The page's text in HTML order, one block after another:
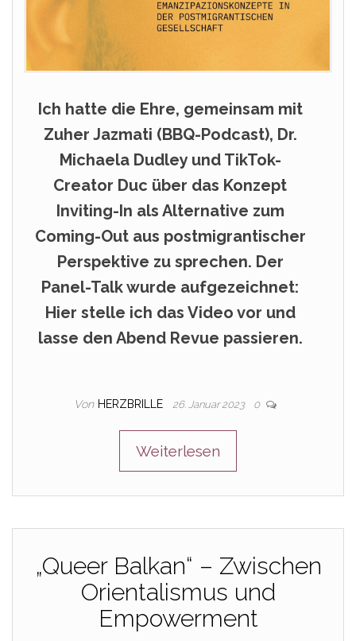
Ich hatte die Ehre, gemeinsam mit
Zuher Jazmati (BBQ-Podcast), Dr.
Michaela Dudley und TikTok-
Creator Duc über das Konzept
Inviting-In als Alternative zum
Coming-Out aus postmigrantischer
Perspektive zu sprechen. Der
Panel-Talk wurde aufgezeichnet:
Hier stelle ich das Video vor und
lasse den Abend Revue passieren.
Von HERZBRILLE 26. Januar 2023 0
Weiterlesen
„Queer Balkan“ – Zwischen
Orientalismus und
Empowerment